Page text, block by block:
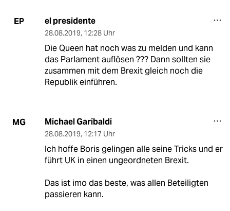
EP el presidente
28.08.2019, 12:28 Uhr
Die Queen hat noch was zu melden und kann
das Parlament auflösen ??? Dann sollten sie
zusammen mit dem Brexit gleich noch die
Republik einführen.
MG Michael Garibaldi
28.08.2019, 12:17 Uhr
Ich hoffe Boris gelingen alle seine Tricks und er
führt UK in einen ungeordneten Brexit.
Das ist imo das beste, was allen Beteiligten
passieren kann.